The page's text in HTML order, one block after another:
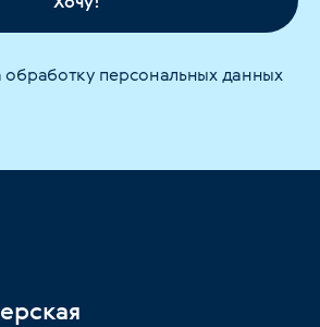
обработку персональных данных